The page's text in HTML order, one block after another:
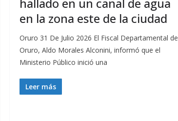
en la zona este de la ciudad
Oruro 31 De Julio 2026 El Fiscal Departamental de
Oruro, Aldo Morales Alconini, informó que el
Ministerio Público inició una
Leer más